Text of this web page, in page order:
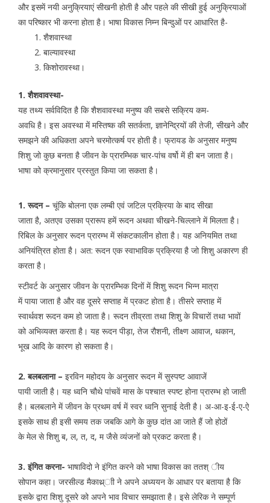
और इसमें नयी अनुक्रियाएं सीखनी होती है और पहले की सीखी हुई अनुक्रियाओं
का परिष्कार भी करना होता है। भाषा विकास निम्न बिन्दुओं पर आधारित है-
शैशवास्था
बाल्यावस्था
किशोरावस्था।
1. शैशवावस्था-
यह तथ्य सर्वविदित है कि शैशवावस्था मनुष्य की सबसे सक्रिय कम-
अवधि है। इस अवस्था में मस्तिष्क की सतर्कता, ज्ञानेन्द्रियों की तेजी, सीखने और
समझने की अधिकता अपने चरमोत्कर्ष पर होती है। फ्रायड के अनुसार मनुष्य
शिशु जो कुछ बनता है जीवन के प्रारम्भिक चार-पांच वर्षो में ही बन जाता है।
भाषा को क्रमानुसार प्रस्तुत किया जा सकता है।
1. रूदन – चूंकि बोलना एक लम्बी एवं जटिल प्रक्रिया के बाद सीखा
जाता है, अतएव उसका प्रारूप हमें रूदन अथवा चीखने-चिल्लाने में मिलता है।
रिबिल के अनुसार रूदन प्रारम्भ में संकटकालीन होता है। यह अनियमित तथा
अनियंत्रित होता है। अत: रूदन एक स्वाभाविक प्रक्रिया है जो शिशु अकारण ही
करता है।
स्टीवर्ट के अनुसार जीवन के प्रारम्भिक दिनों में शिशु रूदन भिन्न मात्रा
में पाया जाता है और वह दूसरे सप्ताह में प्रकट होता है। तीसरे सप्ताह में
स्वार्थवश रूदन कम हो जाता है। रूदन तीव्रता तथा शिशु के विचारों तथा भावों
को अभिव्यक्त करता है। यह रूदन पीड़ा, तेज रौशनी, तीक्ष्ण आवाज, थकान,
भूख आदि के कारण हो सकता है।
2. बलबलाना – इरविन महोदय के अनुसार रूदन में सुस्पष्ट आवाजें
पायी जाती है। यह ध्वनि चौथे पांचवें मास के पश्चात स्पष्ट होना प्रारम्भ हो जाती
है। बलबलाने में जीवन के प्रथम वर्ष में स्वर ध्वनि सुनाई देती है। अ-आ-इ-ई-ए-ऐ
इसके साथ ही इसी समय तक जबकि आगे के कुछ दांत आ जाते हैं जो होठों
के मेल से शिशु ब, ल, त, द, म जैसे व्यंजनों को प्रकट करता है।
3. इंगित करना- भाषाविदो ने इंगित करने को भाषा विकास का ततश् ीय
सोपान कहा। जरसील्ड मैकाथ्र्ाी ने अपने अध्ययन के आधार पर बताया है कि
इसके द्वारा शिशु दूसरे को अपने भाव विचार समझाता है। इसे लेरिक ने सम्पूर्ण